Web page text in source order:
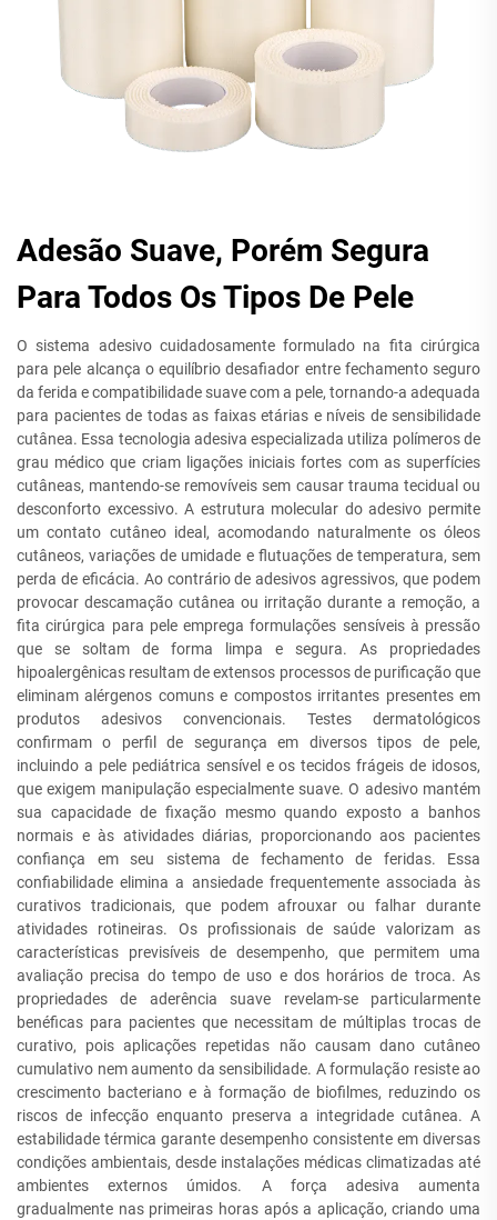
Adesão Suave, Porém Segura
Para Todos Os Tipos De Pele
O sistema adesivo cuidadosamente formulado na fita cirúrgica
para pele alcança o equilíbrio desafiador entre fechamento seguro
da ferida e compatibilidade suave com a pele, tornando-a adequada
para pacientes de todas as faixas etárias e níveis de sensibilidade
cutânea. Essa tecnologia adesiva especializada utiliza polímeros de
grau médico que criam ligações iniciais fortes com as superfícies
cutâneas, mantendo-se removíveis sem causar trauma tecidual ou
desconforto excessivo. A estrutura molecular do adesivo permite
um contato cutâneo ideal, acomodando naturalmente os óleos
cutâneos, variações de umidade e flutuações de temperatura, sem
perda de eficácia. Ao contrário de adesivos agressivos, que podem
provocar descamação cutânea ou irritação durante a remoção, a
fita cirúrgica para pele emprega formulações sensíveis à pressão
que se soltam de forma limpa e segura. As propriedades
hipoalergênicas resultam de extensos processos de purificação que
eliminam alérgenos comuns e compostos irritantes presentes em
produtos adesivos convencionais. Testes dermatológicos
confirmam o perfil de segurança em diversos tipos de pele,
incluindo a pele pediátrica sensível e os tecidos frágeis de idosos,
que exigem manipulação especialmente suave. O adesivo mantém
sua capacidade de fixação mesmo quando exposto a banhos
normais e às atividades diárias, proporcionando aos pacientes
confiança em seu sistema de fechamento de feridas. Essa
confiabilidade elimina a ansiedade frequentemente associada às
curativos tradicionais, que podem afrouxar ou falhar durante
atividades rotineiras. Os profissionais de saúde valorizam as
características previsíveis de desempenho, que permitem uma
avaliação precisa do tempo de uso e dos horários de troca. As
propriedades de aderência suave revelam-se particularmente
benéficas para pacientes que necessitam de múltiplas trocas de
curativo, pois aplicações repetidas não causam dano cutâneo
cumulativo nem aumento da sensibilidade. A formulação resiste ao
crescimento bacteriano e à formação de biofilmes, reduzindo os
riscos de infecção enquanto preserva a integridade cutânea. A
estabilidade térmica garante desempenho consistente em diversas
condições ambientais, desde instalações médicas climatizadas até
ambientes externos úmidos. A força adesiva aumenta
gradualmente nas primeiras horas após a aplicação, criando uma